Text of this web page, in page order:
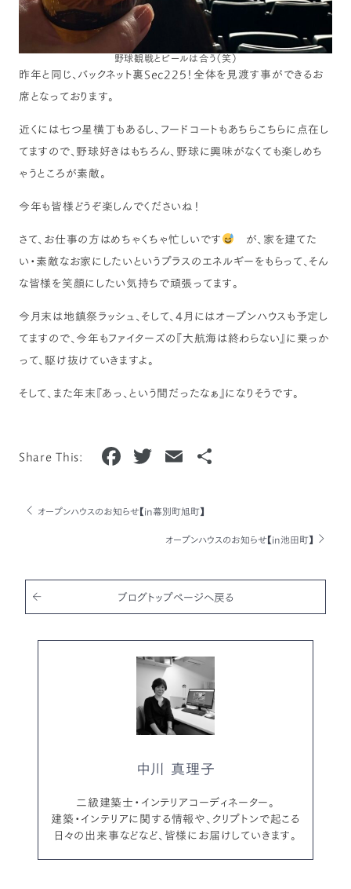
野球観戦とビールは合う（笑）
昨年と同じ、バックネット裏Sec225！全体を見渡す事ができるお
席となっております。
近くには七つ星横丁もあるし、フードコートもあちらこちらに点在し
てますので、野球好きはもちろん、野球に興味がなくても楽しめち
ゃうところが素敵。
今年も皆様どうぞ楽しんでくださいね！
さて、お仕事の方はめちゃくちゃ忙しいです
が、家を建てた
い・素敵なお家にしたいというプラスのエネルギーをもらって、そん
な皆様を笑顔にしたい気持ちで頑張ってます。
今月末は地鎮祭ラッシュ、そして、4月にはオープンハウスも予定し
てますので、今年もファイターズの『大航海は終わらない』に乗っか
って、駆け抜けていきますよ。
そして、また年末『あっ、という間だったなぁ』になりそうです。
Share This: F
c
o
o
k
T
it
te
E
ai
l
オープンハウスのお知らせ【in幕別町旭町】
オープンハウスのお知らせ【in池田町】
ブログトップページへ戻る
中川 真理子
二級建築士・インテリアコーディネーター。
建築・インテリアに関する情報や、クリプトンで起こる
日々の出来事などなど、皆様にお届けしていきます。